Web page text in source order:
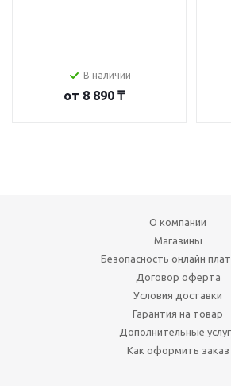
В наличии
от 8 890 ₸
О компании
Магазины
Безопасность онлайн
Договор оферта
Условия доставки
Гарантия на товар
Дополнительные
Как оформить заказ